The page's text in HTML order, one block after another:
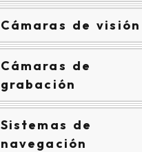
Cámaras de visión
Cámaras de
grabación
Sistemas de
navegación